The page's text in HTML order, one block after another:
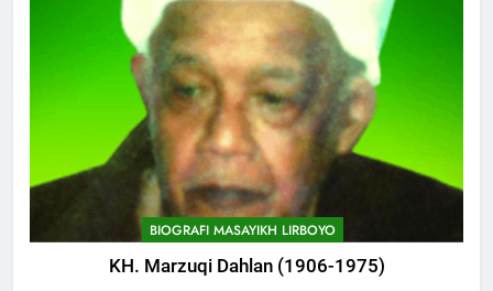
BIOGRAFI MASAYIKH LIRBOYO
KH. Marzuqi Dahlan (1906-1975)
Silaturahi dan Istighosah
Bersama Kapolda Jawa Timur
POJOK LIRBOYO
Haul ke-15 KH. Imam Yahya
Mahrus Digelar di PP Al
Mahrusiyah III Kediri
POJOK LIRBOYO